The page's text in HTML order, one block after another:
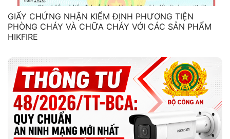
GIẤY CHỨNG NHẬN KIỂM ĐỊNH PHƯƠNG TIỆN
PHÒNG CHÁY VÀ CHỮA CHÁY VỚI CÁC SẢN PHẨM
HIKFIRE